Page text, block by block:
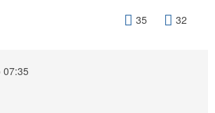
35 32
07:35